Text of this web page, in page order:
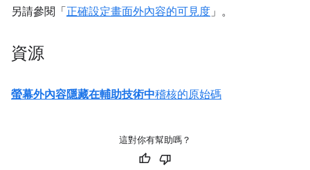
另請參閱「 正確設定畫面外內容的可見度」。
資源
螢幕外內容隱藏在輔助技術中稽核的原始碼
這對你有幫助嗎？